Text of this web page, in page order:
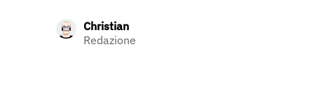
Christian
Redazione